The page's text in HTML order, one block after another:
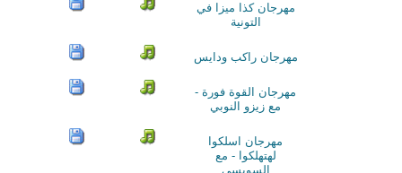
مهرجان كذا ميزا في
التونية
مهرجان راكب ودايس
مهرجان القوة فورة -
مع زيزو النوبي
مهرجان اسلكوا
لهتهلكوا - مع
السويسي